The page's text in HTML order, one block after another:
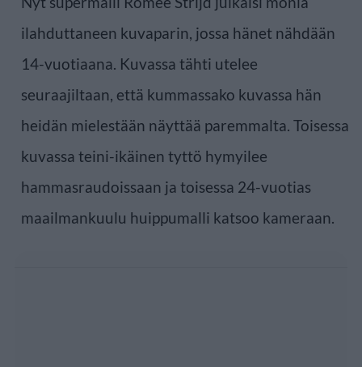
ilahduttaneen kuvaparin, jossa hänet nähdään
14-vuotiaana. Kuvassa tähti utelee
seuraajiltaan, että kummassako kuvassa hän
heidän mielestään näyttää paremmalta. Toisessa
kuvassa teini-ikäinen tyttö hymyilee
hammasraudoissaan ja toisessa 24-vuotias
maailmankuulu huippumalli katsoo kameraan.